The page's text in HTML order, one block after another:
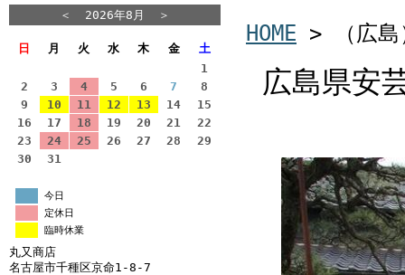
＜ 2026年8月 ＞
日 月 火 水 木 金 土
1
2
3 4 5 6 7
8
9
10 11 12 13 14
15
16
17 18 19 20 21
22
23
24 25 26 27 28
29
30
31
今日
定休日
臨時休業
丸又商店
名古屋市千種区京命1-8-7
HOME > （広島
広島県安